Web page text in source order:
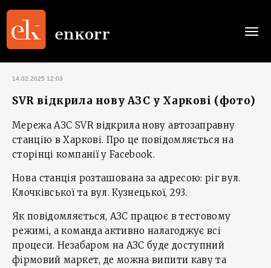
14.02.2025 12:03
SVR відкрила нову АЗС у Харкові (фото)
Мережа АЗС SVR відкрила нову автозаправну
станцію в Харкові. Про це повідомляється на
сторінці компанії у Facebook.
Нова станція розташована за адресою: ріг вул.
Клочківської та вул. Кузнецької, 293.
Як повідомляється, АЗС працює в тестовому
режимі, а команда активно налагоджує всі
процеси. Незабаром на АЗС буде доступний
фірмовий маркет, де можна випити каву та